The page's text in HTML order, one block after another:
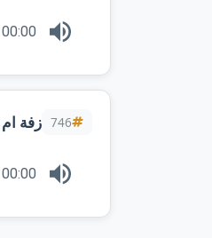
00:00
746
00:00